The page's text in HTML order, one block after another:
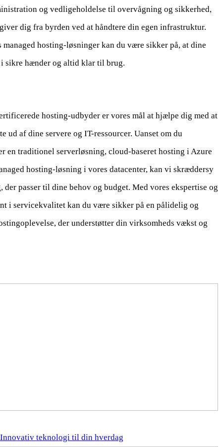
og vedligeholdelse til overvågning og sikkerhed,
dig fra byrden ved at håndtere din egen infrastruktur.
managed hosting-løsninger kan du være sikker på, at dine
i sikre hænder og altid klar til brug.
hosting-udbyder er vores mål at hjælpe dig med at
ud af dine servere og IT-ressourcer. Uanset om du
en traditionel serverløsning, cloud-baseret hosting i Azure
hosting-løsning i vores datacenter, kan vi skræddersy
der passer til dine behov og budget. Med vores ekspertise og
i servicekvalitet kan du være sikker på en pålidelig og
der understøtter din virksomheds vækst og
teknologi til din hverdag